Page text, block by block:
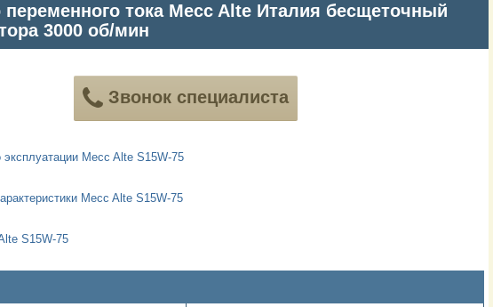
тока Mecc Alte Италия бесщеточный
3000 об/мин
Звонок специалиста
эксплуатации Mecc Alte S15W-75
Mecc Alte S15W-75
S15W-75